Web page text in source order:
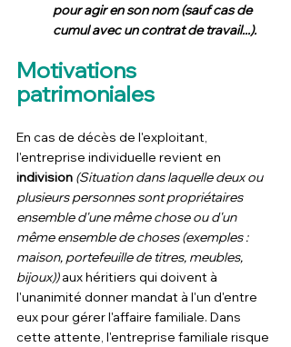
pour agir en son nom (sauf cas de
cumul avec un contrat de travail...).
Motivations
patrimoniales
En cas de décès de l'exploitant,
l'entreprise individuelle revient en
indivision (Situation dans laquelle deux ou
plusieurs personnes sont propriétaires
ensemble d'une même chose ou d'un
même ensemble de choses (exemples :
maison, portefeuille de titres, meubles,
bijoux)) aux héritiers qui doivent à
l'unanimité donner mandat à l'un d'entre
eux pour gérer l'affaire familiale. Dans
cette attente, l'entreprise familiale risque